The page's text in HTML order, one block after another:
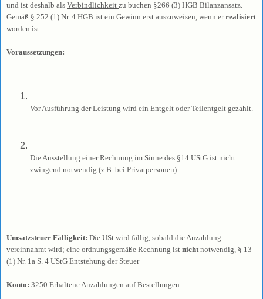
und ist deshalb als Verbindlichkeit zu buchen §266 (3) HGB Bilanzansatz.
Gemäß § 252 (1) Nr. 4 HGB ist ein Gewinn erst auszuweisen, wenn errealisiert
worden ist.
Voraussetzungen:
Vor Ausführung der Leistung wird ein Entgelt oder Teilentgelt gezahlt.
Die Ausstellung einer Rechnung im Sinne des §14 UStG ist nicht
zwingend notwendig (z.B. bei Privatpersonen).
Umsatzsteuer Fälligkeit: Die USt wird fällig, sobald die Anzahlung
vereinnahmt wird; eine ordnungsgemäße Rechnung ist nichtnotwendig, § 13
(1) Nr. 1a S. 4 UStG Entstehung der Steuer
Konto: 3250 Erhaltene Anzahlungen auf Bestellungen